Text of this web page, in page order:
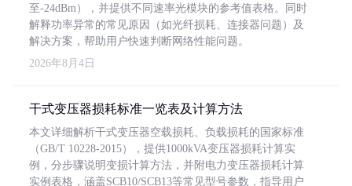
至-24dBm），并提供不同速率光模块的参考值表格。同时
解释功率异常的常见原因（如光纤损耗、连接器问题）及
解决方案，帮助用户快速判断网络性能问题。
2026年8月4日
干式变压器损耗标准一览表及计算方法
本文详细解析干式变压器空载损耗、负载损耗的国家标准
（GB/T 10228-2015），提供1000kVA变压器损耗计算实
例，分步骤说明变损计算方法，并附电力变压器损耗计算
实例表格，涵盖SCB10/SCB13等常见型号参数，指导用户